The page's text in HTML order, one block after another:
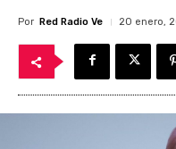
Por Red Radio Ve 20 enero,